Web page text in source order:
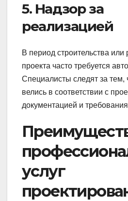
5. Надзор за
реализацией
В период строительства или
проекта часто требуется
Специалисты следят за тем,
велись в соответствии с
документацией и
услуг